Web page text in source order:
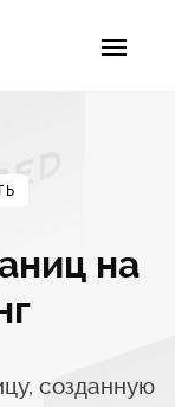
на
созданную